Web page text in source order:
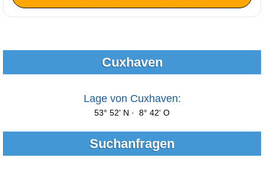
Cuxhaven
Lage von Cuxhaven:
53° 52' N · 8° 42' O
Suchanfragen